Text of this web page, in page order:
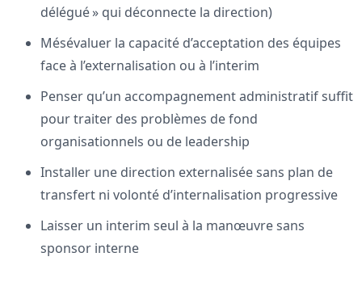
délégué » qui déconnecte la direction)
Mésévaluer la capacité d’acceptation des équipes
face à l’externalisation ou à l’interim
Penser qu’un accompagnement administratif suffit
pour traiter des problèmes de fond
organisationnels ou de leadership
Installer une direction externalisée sans plan de
transfert ni volonté d’internalisation progressive
Laisser un interim seul à la manœuvre sans
sponsor interne